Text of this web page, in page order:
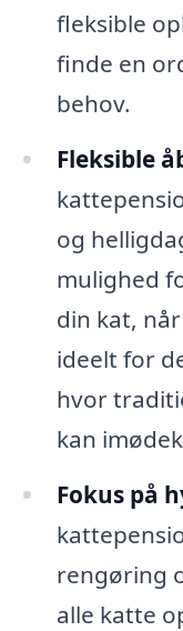
fleksible
finde en
behov.
Fleksible
og
mulighed
din kat,
ideelt for
hvor
kan
Fokus på
rengøring
alle katte